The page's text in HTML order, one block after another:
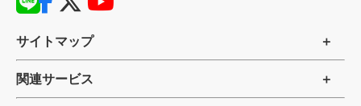
サイトマップ
関連サービス